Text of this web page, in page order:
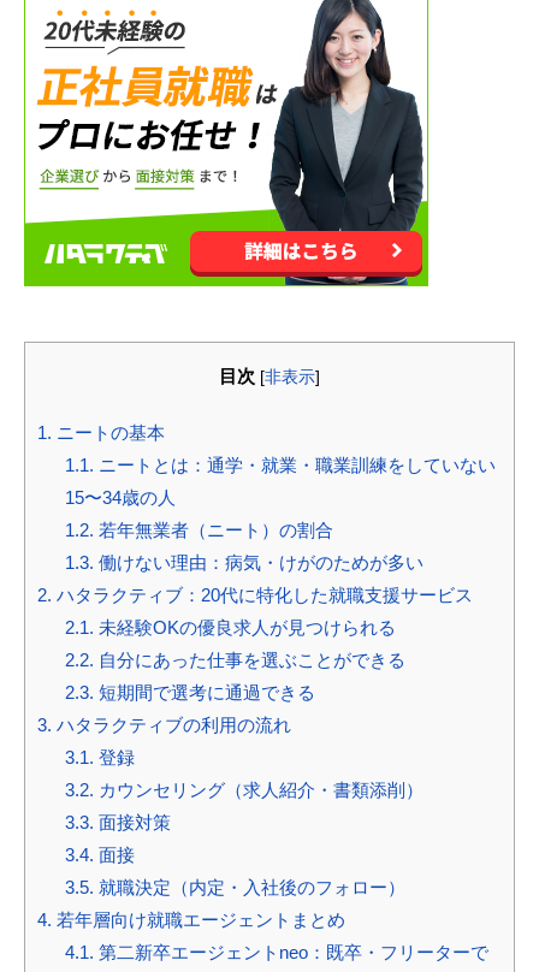
目次 [非表示]
1. ニートの基本
1.1. ニートとは：通学・就業・職業訓練をしていない
15〜34歳の人
1.2. 若年無業者（ニート）の割合
1.3. 働けない理由：病気・けがのためが多い
2. ハタラクティブ：20代に特化した就職支援サービス
2.1. 未経験OKの優良求人が見つけられる
2.2. 自分にあった仕事を選ぶことができる
2.3. 短期間で選考に通過できる
3. ハタラクティブの利用の流れ
3.1. 登録
3.2. カウンセリング（求人紹介・書類添削）
3.3. 面接対策
3.4. 面接
3.5. 就職決定（内定・入社後のフォロー）
4. 若年層向け就職エージェントまとめ
4.1. 第二新卒エージェントneo：既卒・フリーターで